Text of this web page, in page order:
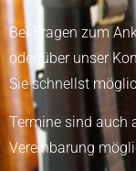
Bei Fragen zum
oder über unser
Sie schnellst
Termine sind auch
Vereinbarung